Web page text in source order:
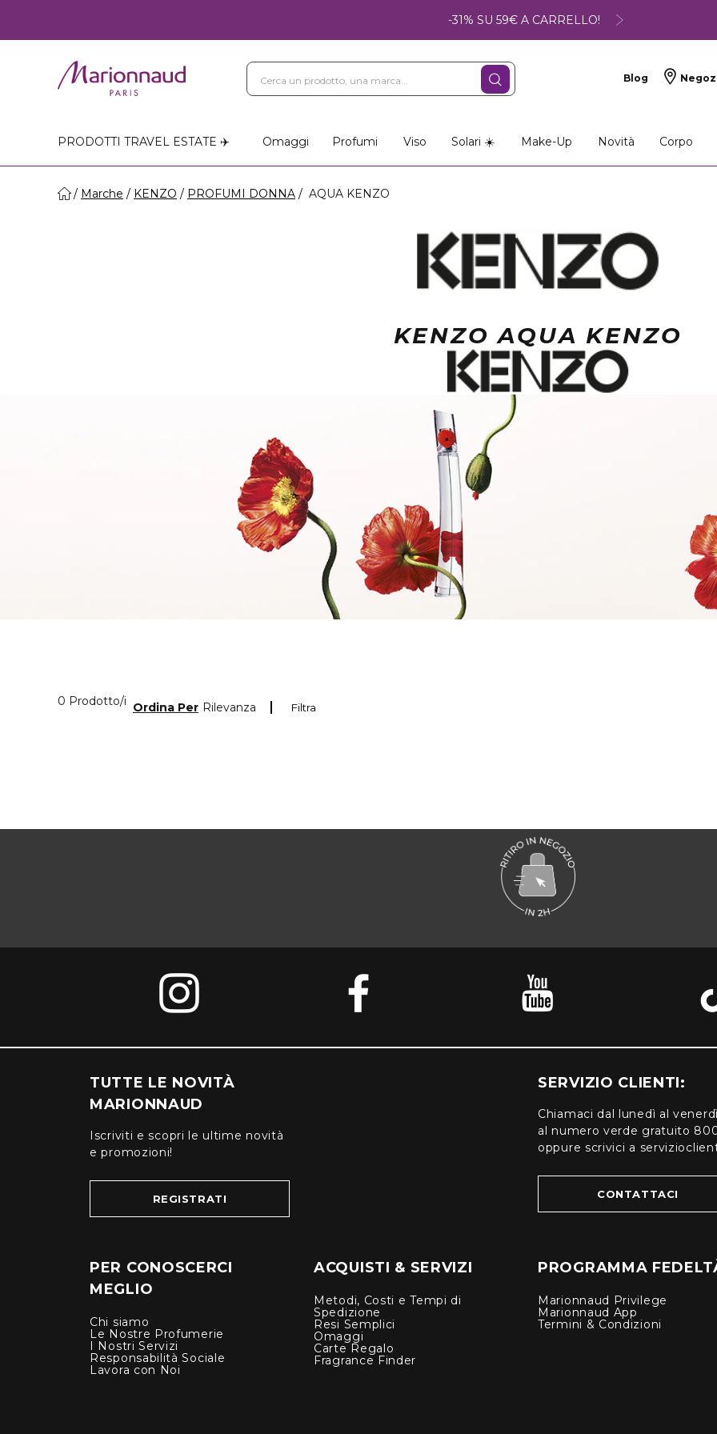
-31% SU 59€ A CARRELLO!
Blog
PRODOTTI TRAVEL ESTATE ✈️ Omaggi Profumi Viso Solari ☀️ Make-Up Novità Corpo
Marche KENZO PROFUMI DONNA AQUA KENZO
KENZO AQUA KENZO
0 Prodotto/i 0 Prodotti visualizzati Filtra
Ordina Per Rilevanza
TUTTE LE NOVITÀ
MARIONNAUD
Iscriviti e scopri le ultime novità
e promozioni!
REGISTRATI
SERVIZIO CLIENTI:
Chiamaci dal lunedì al
al numero verde gratuito
oppure scrivici a
CONTATTACI
PER CONOSCERCI
MEGLIO
Chi siamo
Le Nostre Profumerie
I Nostri Servizi
Responsabilità Sociale
Lavora con Noi
ACQUISTI & SERVIZI
Metodi, Costi e Tempi di
Spedizione
Resi Semplici
Omaggi
Carte Regalo
Fragrance Finder
PROGRAMMA
Marionnaud Privilege
Marionnaud App
Termini & Condizioni